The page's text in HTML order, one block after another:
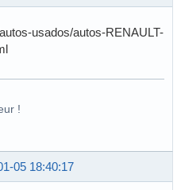
usados/autos-RENAULT-
!
05 18:40:17